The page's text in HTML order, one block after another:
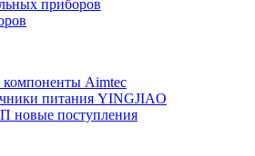
приборов
компоненты Aimtec
питания YINGJIAO
новые поступления